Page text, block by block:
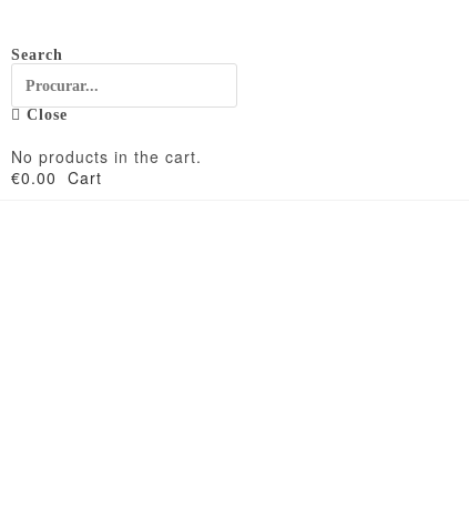
Search
Close
No products in the cart.
€0.00 Cart